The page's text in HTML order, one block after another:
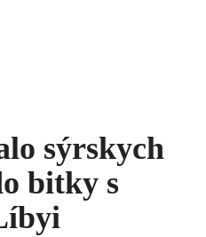
sýrskych
bitky s